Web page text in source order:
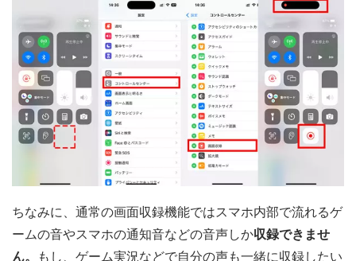
ちなみに、通常の画面収録機能ではスマホ内部で流れるゲ
ームの音やスマホの通知音などの音声しか収録できませ
ん。
もし、ゲーム実況などで自分の声も一緒に収録したい